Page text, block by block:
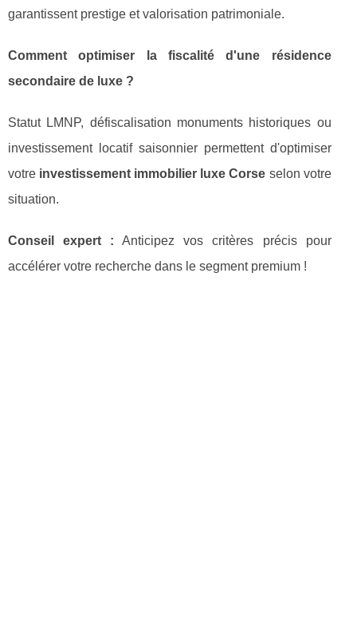
garantissent prestige et valorisation patrimoniale.
Comment optimiser la fiscalité d'une résidence
secondaire de luxe ?
Statut LMNP, défiscalisation monuments historiques ou
investissement locatif saisonnier permettent d'optimiser
votre investissement immobilier luxe Corse selon votre
situation.
Conseil expert : Anticipez vos critères précis pour
accélérer votre recherche dans le segment premium !